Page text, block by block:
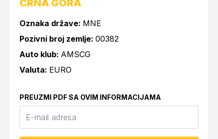
CRNA GORA
Oznaka države: MNE
Pozivni broj zemlje: 00382
Auto klub: AMSCG
Valuta: EURO
PREUZMI PDF SA OVIM INFORMACIJAMA